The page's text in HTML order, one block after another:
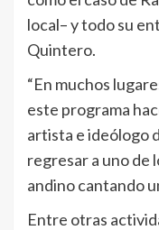
local– y todo su
Quintero.
“En muchos
este programa
artista e ideólogo
regresar a uno de
andino cantando
Entre otras